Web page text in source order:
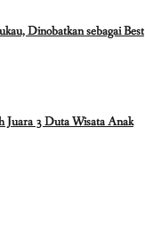
Dinobatkan sebagai Best
Juara 3 Duta Wisata Anak